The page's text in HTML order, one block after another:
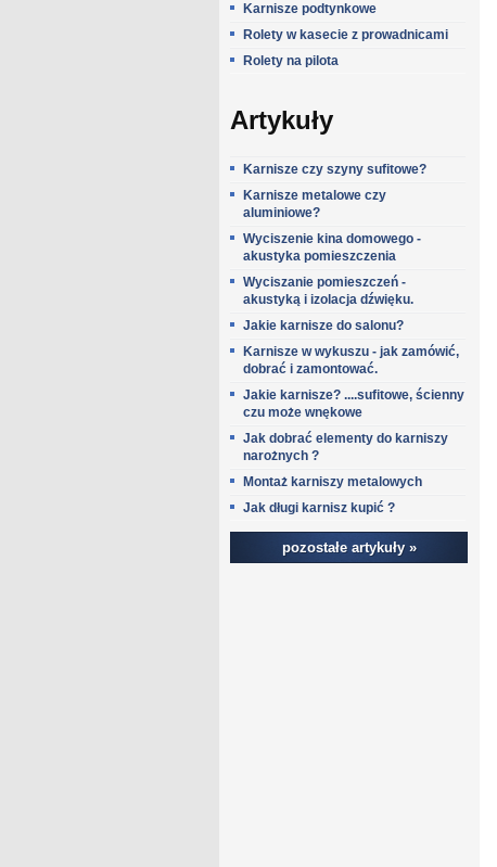
Karnisze podtynkowe
Rolety w kasecie z prowadnicami
Rolety na pilota
Artykuły
Karnisze czy szyny sufitowe?
Karnisze metalowe czy
aluminiowe?
Wyciszenie kina domowego -
akustyka pomieszczenia
Wyciszanie pomieszczeń -
akustyką i izolacja dźwięku.
Jakie karnisze do salonu?
Karnisze w wykuszu - jak zamówić,
dobrać i zamontować.
Jakie karnisze? ....sufitowe, ścienny
czu może wnękowe
Jak dobrać elementy do karniszy
narożnych ?
Montaż karniszy metalowych
Jak długi karnisz kupić ?
pozostałe artykuły »